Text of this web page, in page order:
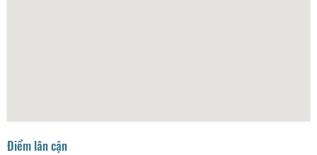
Điểm lân cận